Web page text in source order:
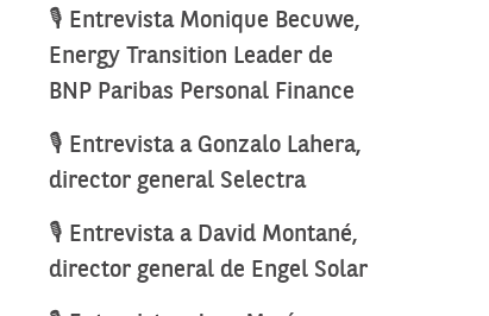
🎙️ Entrevista Monique Becuwe,
Energy Transition Leader de
BNP Paribas Personal Finance
🎙️ Entrevista a Gonzalo Lahera,
director general Selectra
🎙️ Entrevista a David Montané,
director general de Engel Solar